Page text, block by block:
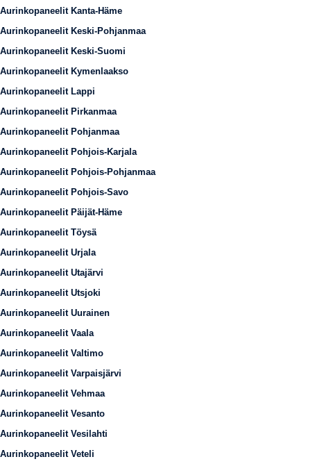
Aurinkopaneelit Kanta-Häme
Aurinkopaneelit Keski-Pohjanmaa
Aurinkopaneelit Keski-Suomi
Aurinkopaneelit Kymenlaakso
Aurinkopaneelit Lappi
Aurinkopaneelit Pirkanmaa
Aurinkopaneelit Pohjanmaa
Aurinkopaneelit Pohjois-Karjala
Aurinkopaneelit Pohjois-Pohjanmaa
Aurinkopaneelit Pohjois-Savo
Aurinkopaneelit Päijät-Häme
Aurinkopaneelit Töysä
Aurinkopaneelit Urjala
Aurinkopaneelit Utajärvi
Aurinkopaneelit Utsjoki
Aurinkopaneelit Uurainen
Aurinkopaneelit Vaala
Aurinkopaneelit Valtimo
Aurinkopaneelit Varpaisjärvi
Aurinkopaneelit Vehmaa
Aurinkopaneelit Vesanto
Aurinkopaneelit Vesilahti
Aurinkopaneelit Veteli